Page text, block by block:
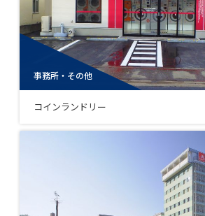
事務所・その他
コインランドリー